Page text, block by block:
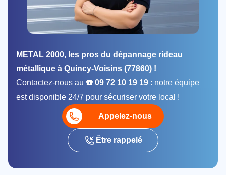
METAL 2000, les pros du dépannage rideau
métallique à Quincy-Voisins (77860) !
Contactez-nous au ☎️ 09 72 10 19 19 : notre équipe
est disponible 24/7 pour sécuriser votre local !
Appelez-nous
Être rappelé